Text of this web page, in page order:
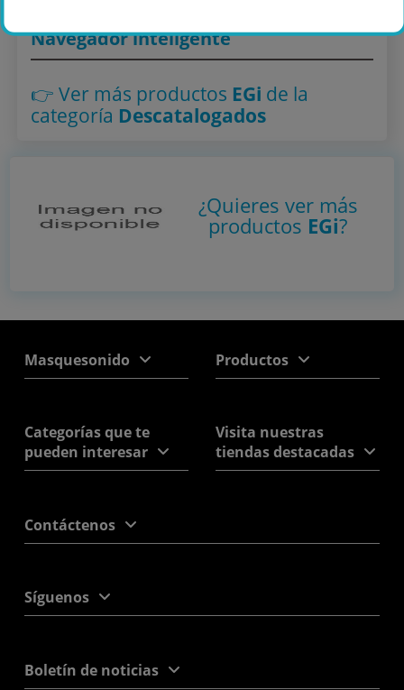
Navegador inteligente
👉 Ver más productos EGi de la
categoría Descatalogados
¿Quieres ver más
productos EGi?
Masquesonido Productos
Categorías que te
pueden interesar
Visita nuestras
tiendas destacadas
Contáctenos
Síguenos
Boletín de noticias